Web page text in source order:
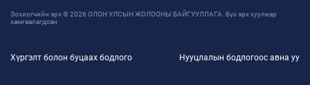
Зохиогчийн эрх © 2026 ОЛОН УЛСЫН ЖОЛООНЫ БАЙГУУЛЛАГА. Бүх эрх хуулиар
хамгаалагдсан
Хүргэлт болон буцаах бодлого Нууцлалын бодлогоос авна уу